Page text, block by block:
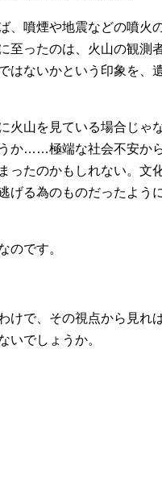
、噴煙や地震などの噴火
至ったのは、火山の観測
はないかという印象を、
山を見ている場合じゃな
か……極端な社会不安か
ったのかもしれない。文
げる為のものだったよう
のです。
けで、その視点から見れ
いでしょうか。